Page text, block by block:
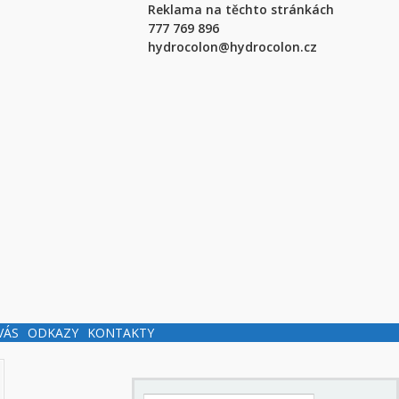
Reklama na těchto stránkách
777 769 896
hydrocolon@hydrocolon.cz
ODKAZY KONTAKTY